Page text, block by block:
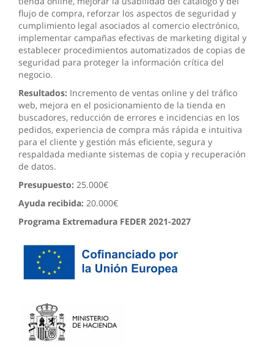
flujo de compra, reforzar los aspectos de seguridad y
cumplimiento legal asociados al comercio electrónico,
implementar campañas efectivas de marketing digital y
establecer procedimientos automatizados de copias de
seguridad para proteger la información crítica del
negocio.
Resultados: Incremento de ventas online y del tráfico
web, mejora en el posicionamiento de la tienda en
buscadores, reducción de errores e incidencias en los
pedidos, experiencia de compra más rápida e intuitiva
para el cliente y gestión más eficiente, segura y
respaldada mediante sistemas de copia y recuperación
de datos.
Presupuesto: 25.000€
Ayuda recibida: 20.000€
Programa Extremadura FEDER 2021-2027